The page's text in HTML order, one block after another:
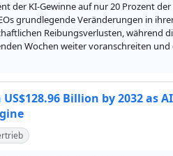
der KI-Gewinne auf nur 20 Prozent
grundlegende Veränderungen in
Reibungsverlusten, während
Wochen weiter voranschreiten
Billion by 2032 as